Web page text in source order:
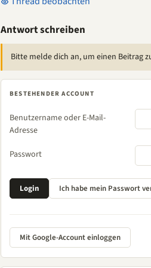
Antwort schreiben
Bitte melde dich an, um einen Beitrag
BESTEHENDER ACCOUNT
Benutzername oder E-Mail-
Adresse
Passwort
Mit Google-Account einloggen